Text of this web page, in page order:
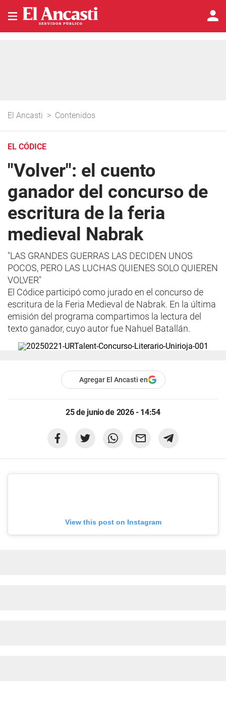
El Ancasti > Contenidos
EL CÓDICE
"Volver": el cuento
ganador del concurso de
escritura de la feria
medieval Nabrak
"LAS GRANDES GUERRAS LAS DECIDEN UNOS
POCOS, PERO LAS LUCHAS QUIENES SOLO QUIEREN
VOLVER"
El Códice participó como jurado en el concurso de
escritura de la Feria Medieval de Nabrak. En la última
emisión del programa compartimos la lectura del
texto ganador, cuyo autor fue Nahuel Batallán.
Agregar El Ancasti en
25 de junio de 2026 - 14:54
View this post on Instagram